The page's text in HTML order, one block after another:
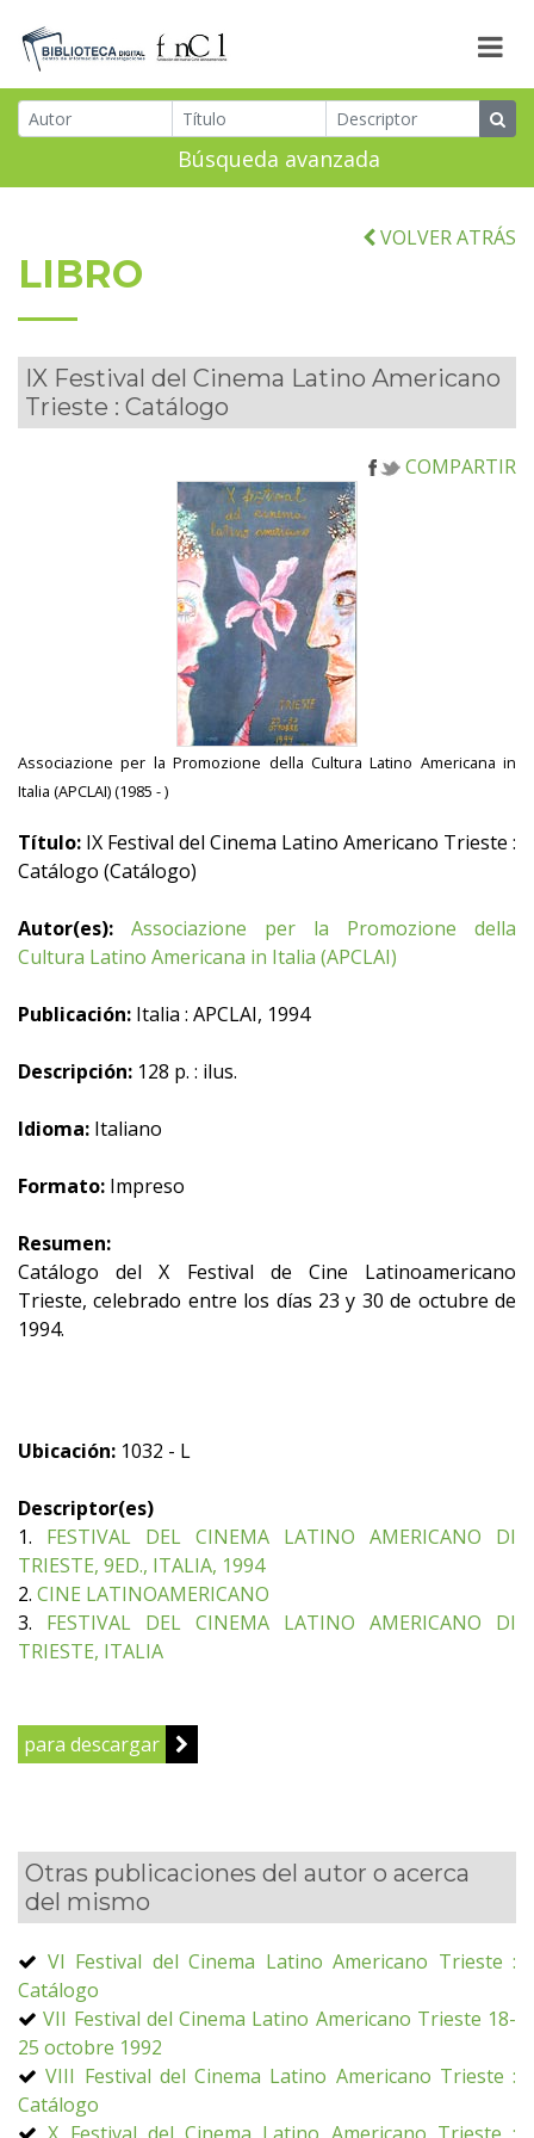
Búsqueda avanzada
VOLVER ATRÁS
LIBRO
IX Festival del Cinema Latino Americano
Trieste : Catálogo
COMPARTIR
Associazione per la Promozione della Cultura Latino Americana in
Italia (APCLAI) (1985 - )
Título: IX Festival del Cinema Latino Americano Trieste :
Catálogo (Catálogo)
Autor(es):
Associazione per la Promozione della
Cultura Latino Americana in Italia (APCLAI)
Publicación: Italia : APCLAI, 1994
Descripción: 128 p. : ilus.
Idioma: Italiano
Formato: Impreso
Resumen:
Catálogo del X Festival de Cine Latinoamericano
Trieste, celebrado entre los días 23 y 30 de octubre de
1994.
Ubicación: 1032 - L
Descriptor(es)
1. FESTIVAL DEL CINEMA LATINO AMERICANO DI
TRIESTE, 9ED., ITALIA, 1994
2. CINE LATINOAMERICANO
3. FESTIVAL DEL CINEMA LATINO AMERICANO DI
TRIESTE, ITALIA
para descargar
Otras publicaciones del autor o acerca
del mismo
VI Festival del Cinema Latino Americano Trieste :
Catálogo
VII Festival del Cinema Latino Americano Trieste 18-
25 octobre 1992
VIII Festival del Cinema Latino Americano Trieste :
Catálogo